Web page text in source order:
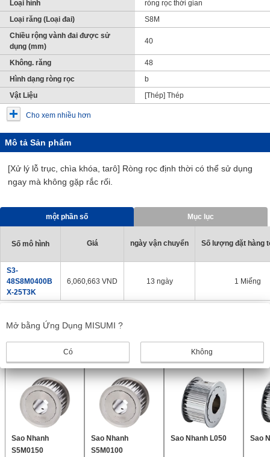
Loại hình
ròng rọc thời gian
Loại răng (Loại đai)
S8M
Chiều rộng vành đai được sử
dụng (mm)
40
Không. răng
48
Hình dạng ròng rọc
b
Vật Liệu
[Thép] Thép
Cho xem nhiều hơn
Mô tả Sản phẩm
[Xử lý lỗ trục, chìa khóa, tarô] Ròng rọc định thời có thể sử dụng
ngay mà không gặp rắc rối.
một phần số Mục lục
Số mô hình Giá ngày vận chuyển Số lượng đặt hàng
S3-
48S8M0400B
X-25T3K
6,060,663 VND 13 ngày 1 Miếng
Sản phẩm giống nhau
Sao Nhanh
S5M0150
Sao Nhanh
S5M0100
Sao Nhanh L050 Sao
Mở bằng Ứng Dụng MISUMI ?
Có Không